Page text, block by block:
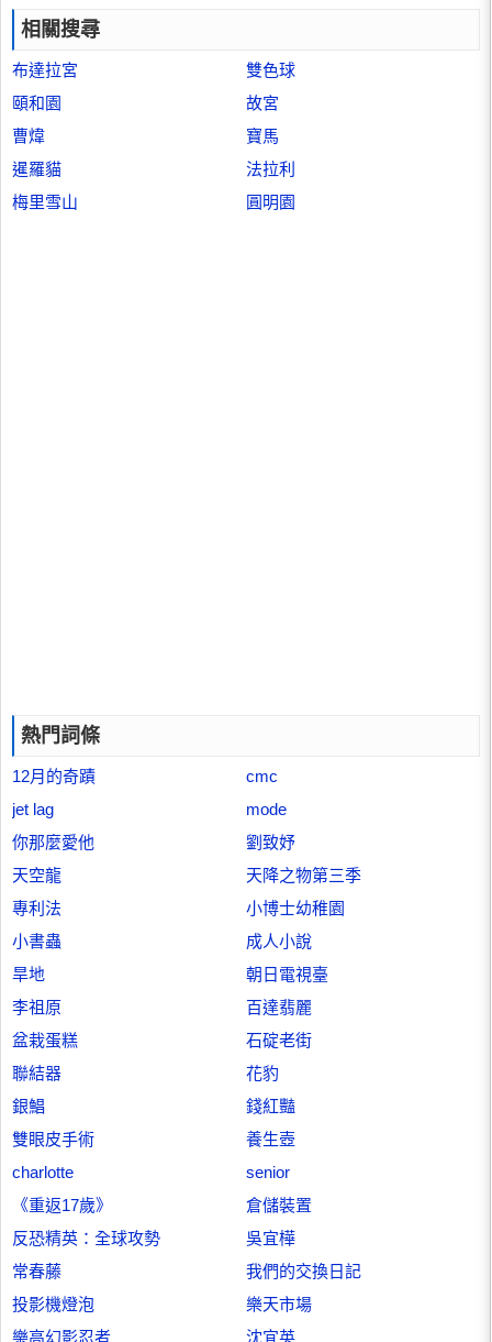
相關搜尋
布達拉宮
雙色球
頤和園
故宮
曹煒
寶馬
暹羅貓
法拉利
梅里雪山
圓明園
熱門詞條
12月的奇蹟
cmc
jet lag
mode
你那麼愛他
劉致妤
天空龍
天降之物第三季
專利法
小博士幼稚園
小書蟲
成人小說
旱地
朝日電視臺
李祖原
百達翡麗
盆栽蛋糕
石碇老街
聯結器
花豹
銀鯧
錢紅豔
雙眼皮手術
養生壺
charlotte
senior
《重返17歲》
倉儲裝置
反恐精英：全球攻勢
吳宜樺
常春藤
我們的交換日記
投影機燈泡
樂天市場
樂高幻影忍者
沈宜英